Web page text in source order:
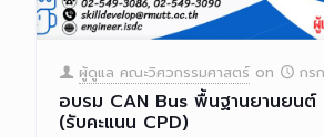
ผู้ดูแล คณะวิศวกรรมศาสตร์ on กร
อบรม CAN Bus พื้นฐานยานยน
(รับคะแนน CPD)